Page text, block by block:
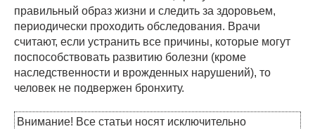
правильный образ жизни и следить за здоровьем,
периодически проходить обследования. Врачи
считают, если устранить все причины, которые могут
поспособствовать развитию болезни (кроме
наследственности и врожденных нарушений), то
человек не подвержен бронхиту.
Внимание! Все статьи носят исключительно